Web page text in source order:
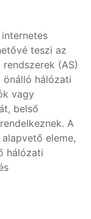
teszi az
(AS)
önálló hálózati
vagy
belső
A
eleme,
hálózati